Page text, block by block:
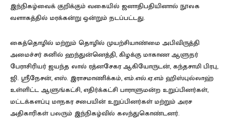
இந்நிகழ்வைக் குறிக்கும் வகையில் ஜனாதிபதியினால் நூலக
வளாகத்தில் மரக்கன்று ஒன்றும் நடப்பட்டது.
கைத்தொழில் மற்றும் தொழில் முயற்சியாண்மை அபிவிருத்தி
அமைச்சர் சுனில் ஹந்துன்னெத்தி, கிழக்கு மாகாண ஆளுநர்
பேராசிரியர் ஜயந்த லால் ரத்னசேகர ஆகியோருடன், கந்தசாமி பிரபு,
ஜி. ஸ்ரீநேசன், எஸ். இராசமாணிக்கம், எம்.எல்.ஏ.எம் ஹிஸ்புல்லாஹ்
உள்ளிட்ட ஆளுங்கட்சி, எதிர்க்கட்சி பாராளுமன்ற உறுப்பினர்கள்,
மட்டக்களப்பு மாநகர சபையின் உறுப்பினர்கள் மற்றும் அரச
அதிகாரிகள் பலரும் இந்நிகழ்வில் கலந்துகொண்டனர்.